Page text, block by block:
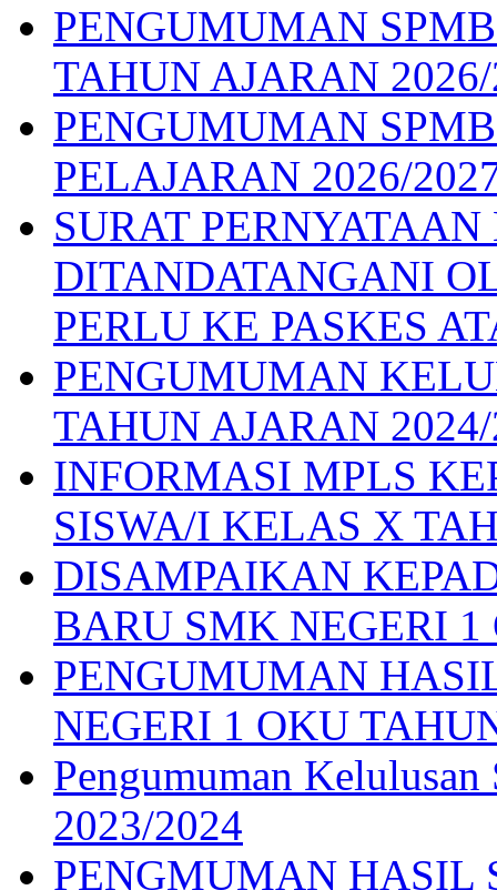
PENGUMUMAN
TAHUN AJARAN
PENGUMUMAN
PELAJARAN 2026/
SURAT
DITANDATANGANI
PERLU KE PASKES
PENGUMUMAN
TAHUN AJARAN
INFORMASI MPLS
SISWA/I KELAS X
DISAMPAIKAN
BARU SMK NEGERI 1
PENGUMUMAN
NEGERI 1 OKU
Pengumuman
2023/2024
PENGMUMAN HASIL